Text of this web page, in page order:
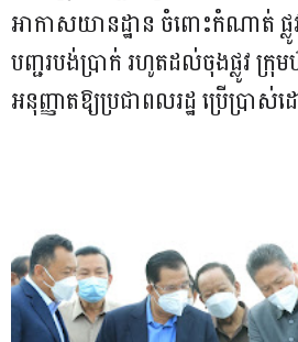
អាកាសយានដ្ឋាន ចំពោះកំណាត់
បញ្ជរបង់ប្រាក់ រហូតដល់ចុងផ្លូវ ក្
អនុញ្ញាតឱ្យប្រជាពលរដ្ឋ ប្រើប្រា